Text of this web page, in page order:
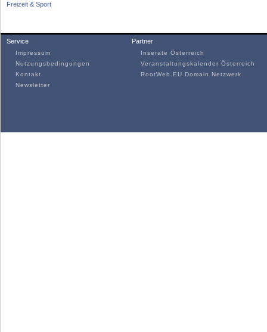
Freizeit & Sport
Service
Impressum
Nutzungsbedingungen
Kontakt
Newsletter
Partner
Inserate Österreich
Veranstaltungskalender Österreich
RootWeb.EU Domain Netzwerk